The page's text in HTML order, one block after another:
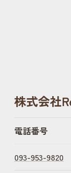
株式会社
電話番号
093-953-9820